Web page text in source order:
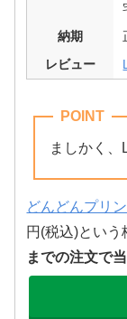
納期
レビュー
POINT
ましかく、
どんどんプリン
円(税込)とい
までの注文で